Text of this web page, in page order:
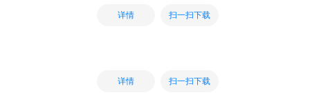
详情 扫一扫下载
详情 扫一扫下载